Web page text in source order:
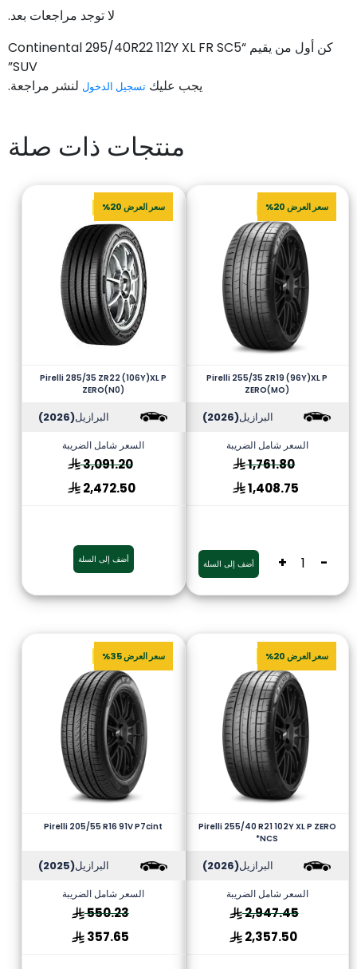
لا توجد مراجعات بعد.
كن أول من يقيم “Continental 295/40R22 112Y XL FR SC5
SUV”
يجب عليك تسجيل الدخول لنشر مراجعة.
منتجات ذات صلة
سعر العرض 20%
Pirelli 255/35 ZR19 (96Y)XL P
ZERO(MO)
البرازيل(2026)
السعر شامل الضريبة
1,761.80
1,408.75
-
+ أضف إلى السلة
سعر العرض 20%
Pirelli 285/35 ZR22 (106Y)XL P
ZERO(N0)
البرازيل(2026)
السعر شامل الضريبة
3,091.20
2,472.50
أضف إلى السلة
سعر العرض 20%
Pirelli 255/40 R21 102Y XL P ZERO
*NCS
البرازيل(2026)
السعر شامل الضريبة
2,947.45
2,357.50
سعر العرض 35%
Pirelli 205/55 R16 91V P7cint
البرازيل(2025)
السعر شامل الضريبة
550.23
357.65